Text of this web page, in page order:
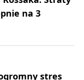
na 3
stres